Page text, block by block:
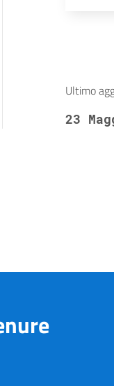
Ultimo
23